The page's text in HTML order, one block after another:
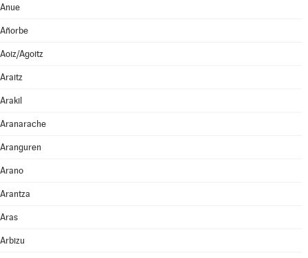
Anue
Añorbe
Aoiz/Agoitz
Araitz
Arakil
Aranarache
Aranguren
Arano
Arantza
Aras
Arbizu